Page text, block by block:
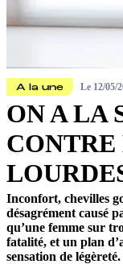
A la une Le 12/05/
ON A LA
CONTRE
Inconfort, chevilles
désagrément causé
qu’une femme sur
fatalité, et un plan
sensation de légèreté.